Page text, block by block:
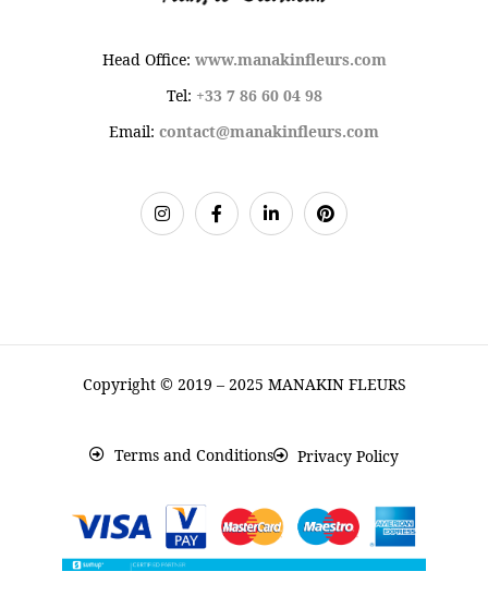
Head Office: www.manakinfleurs.com
Tel: +33 7 86 60 04 98
Email: contact@manakinfleurs.com
Copyright © 2019 – 2025 MANAKIN FLEURS
Terms and Conditions Privacy Policy